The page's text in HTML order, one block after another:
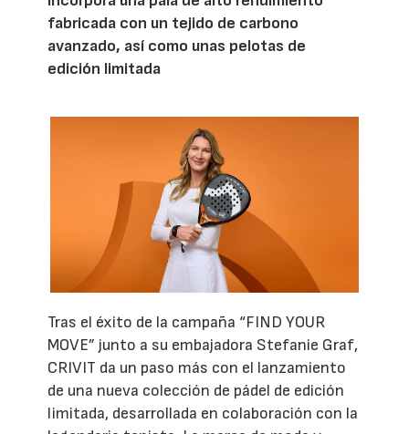
fabricada con un tejido de carbono
avanzado, así como unas pelotas de
edición limitada
Tras el éxito de la campaña “FIND YOUR
MOVE” junto a su embajadora Stefanie Graf,
CRIVIT da un paso más con el lanzamiento
de una nueva colección de pádel de edición
limitada, desarrollada en colaboración con la